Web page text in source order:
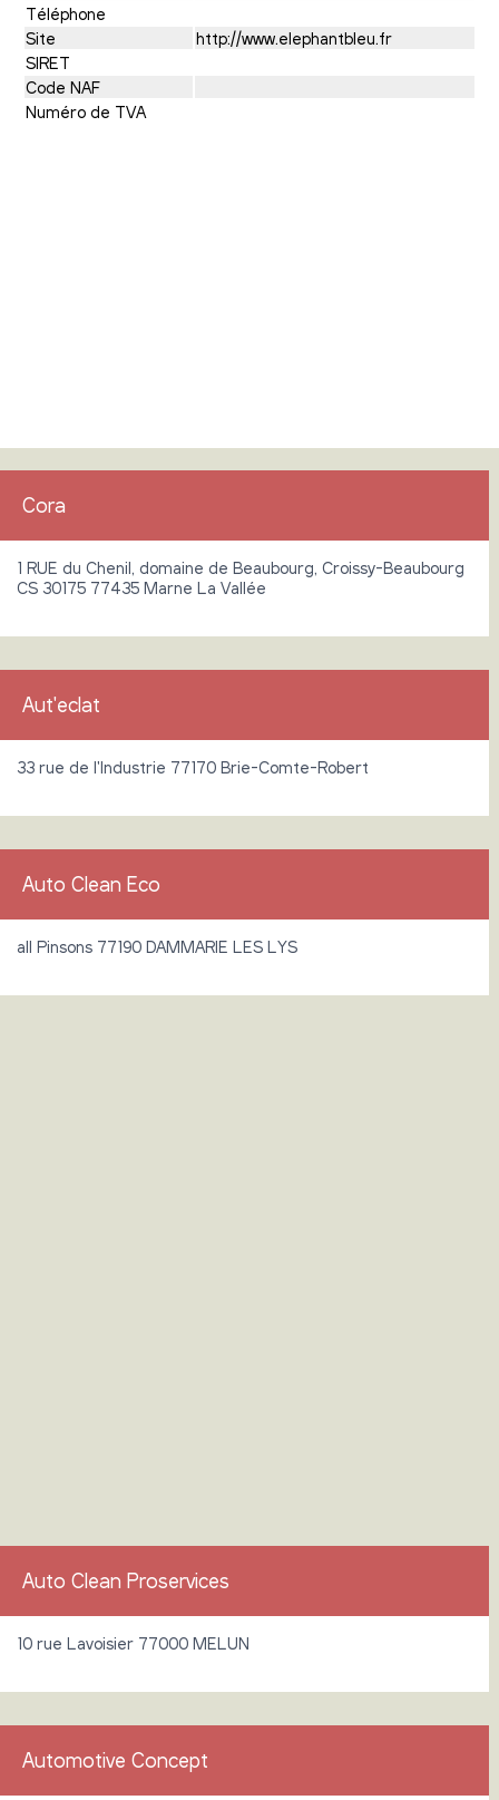
Téléphone
Site
http://www.elephantbleu.fr
SIRET
Code NAF
Numéro de TVA
Cora
1 RUE du Chenil, domaine de Beaubourg, Croissy-Beaubourg
CS 30175 77435 Marne La Vallée
Aut'eclat
33 rue de l'Industrie 77170 Brie-Comte-Robert
Auto Clean Eco
all Pinsons 77190 DAMMARIE LES LYS
Auto Clean Proservices
10 rue Lavoisier 77000 MELUN
Automotive Concept